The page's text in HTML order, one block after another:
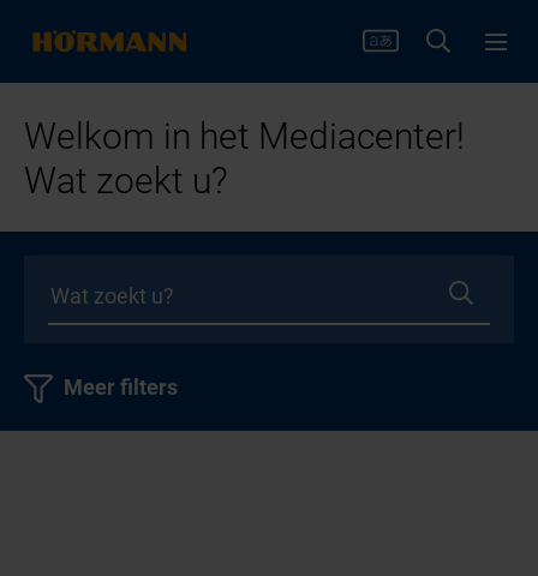
Welkom in het Mediacenter!
Wat zoekt u?
Meer filters